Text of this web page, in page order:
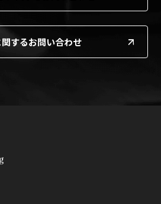
するお問い合わせ